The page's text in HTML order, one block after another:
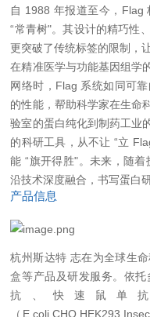
自 1988 年报道至今，Flag
“常青树"。其设计的精巧性
更突破了传统标签的限制，
在精准医学与功能基因组学
网络时，Flag 系统如同可
的性能，帮助科学家在生命
验室的蛋白纯化到制药工业
的科研工具，从不让 “立
能 “旗开得胜"。未来，随
沿技术深度融合，书写蛋白
产品信息
杭州斯达特 志在为全球生
盒等产品及研发服务。依
抗、快速鼠单
（